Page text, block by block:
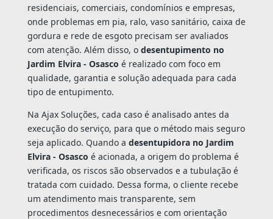
residenciais, comerciais, condomínios e empresas,
onde problemas em pia, ralo, vaso sanitário, caixa de
gordura e rede de esgoto precisam ser avaliados
com atenção. Além disso, o desentupimento no
Jardim Elvira - Osasco é realizado com foco em
qualidade, garantia e solução adequada para cada
tipo de entupimento.
Na Ajax Soluções, cada caso é analisado antes da
execução do serviço, para que o método mais seguro
seja aplicado. Quando a desentupidora no Jardim
Elvira - Osasco é acionada, a origem do problema é
verificada, os riscos são observados e a tubulação é
tratada com cuidado. Dessa forma, o cliente recebe
um atendimento mais transparente, sem
procedimentos desnecessários e com orientação